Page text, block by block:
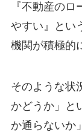
『不動産の
やすい』とい
機関が積極的
そのような状
かどうか」と
か通らないか